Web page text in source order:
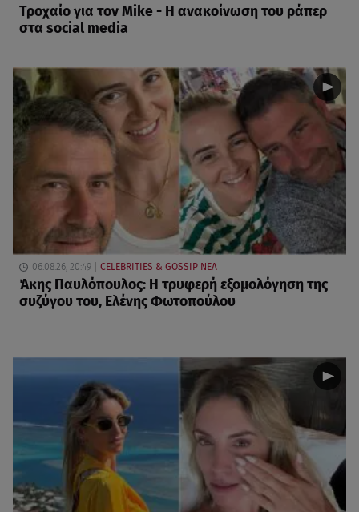
Τροχαίο για τον Mike - Η ανακοίνωση του ράπερ
στα social media
06.08.26, 20:49 CELEBRITIES & GOSSIP ΝΕΑ
Άκης Παυλόπουλος: Η τρυφερή εξομολόγηση της
συζύγου του, Ελένης Φωτοπούλου